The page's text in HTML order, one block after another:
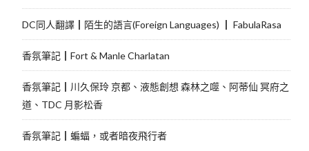
DC同人翻譯┃陌生的語言(Foreign Languages) ┃ FabulaRasa
香氛筆記┃Fort & Manle Charlatan
香氛筆記┃川久保玲 京都、液態創想 森林之噬、阿蒂仙 冥府之
道、TDC 月影松香
香氛筆記┃蝙蝠，或者暗夜飛行者